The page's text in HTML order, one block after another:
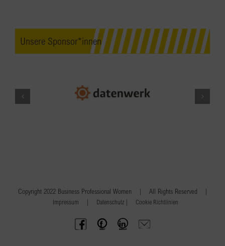
Unsere Sponsor*innen
Copyright 2022 Business Professional Women | All Rights Reserved |
Impressum | Datenschutz | Cookie Richtlinien
BPW
Austria
Offenes
Frauennetzwerk
BPW
Gruppe
Anfrage
schicken